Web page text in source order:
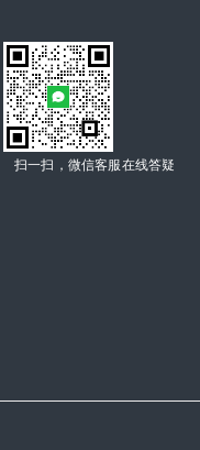
扫一扫，微信客服在线答疑